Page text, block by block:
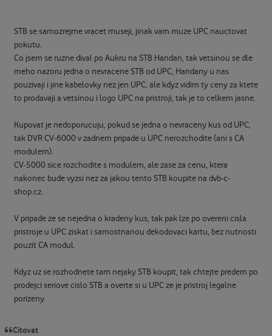
STB se samozrejme vracet museji, jinak vam muze UPC nauctovat
pokutu.
Co jsem se ruzne dival po Aukru na STB Handan, tak vetsinou se dle
meho nazoru jedna o nevracene STB od UPC, Handany u nas
pouzivaji i jine kabelovky nez jen UPC, ale kdyz vidim ty ceny za ktete
to prodavaji a vetsinou i logo UPC na pristroji, tak je to celkem jasne.
Kupovat je nedoporucuju, pokud se jedna o nevraceny kus od UPC,
tak DVR CV-6000 v zadnem pripade u UPC nerozchodite (ani s CA
modulem).
CV-5000 sice rozchodite s modulem, ale zase za cenu, ktera
nakonec bude vyzsi nez za jakou tento STB koupite na dvb-c-
shop.cz.
V pripade ze se nejedna o kradeny kus, tak pak lze po overeni cisla
pristroje u UPC ziskat i samostnanou dekodovaci kartu, bez nutnosti
pouzit CA modul.
Kdyz uz se rozhodnete tam nejaky STB koupit, tak chtejte predem po
prodejci seriove cislo STB a overte si u UPC ze je pristroj legalne
porizeny.
Citovat